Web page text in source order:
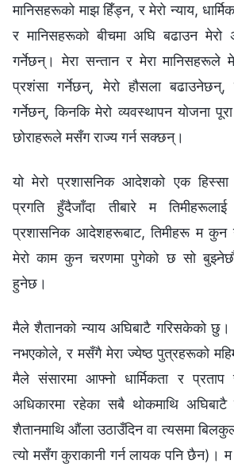
मानिसहरूको माझ हिँड्न, र मेरो न्याय,
र मानिसहरूको बीचमा अघि बढाउन
गर्नेछन्। मेरा सन्तान र मेरा मानिसहरूले
प्रशंसा गर्नेछन्, मेरो हौसला बढाउनेछन्,
गर्नेछन्, किनकि मेरो व्यवस्थापन योजना
छोराहरूले मसँग राज्य गर्न सक्छन्।
यो मेरो प्रशासनिक आदेशको एक
प्रगति हुँदैजाँदा तीबारे म
प्रशासनिक आदेशहरूबाट, तिमीहरू म कुन
मेरो काम कुन चरणमा पुगेको छ सो
हुनेछ।
मैले शैतानको न्याय अघिबाटै गरिसकेको छु।
नभएकोले, र मसँगै मेरा ज्येष्ठ पुत्रहरूको
मैले संसारमा आफ्नो धार्मिकता र
अधिकारमा रहेका सबै थोकमाथि
शैतानमाथि औंला उठाउँदिन वा त्यसमा
त्यो मसँग कुराकानी गर्न लायक पनि छैन)। म